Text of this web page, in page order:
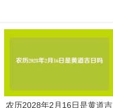
农历2028年2月16日是黄道吉